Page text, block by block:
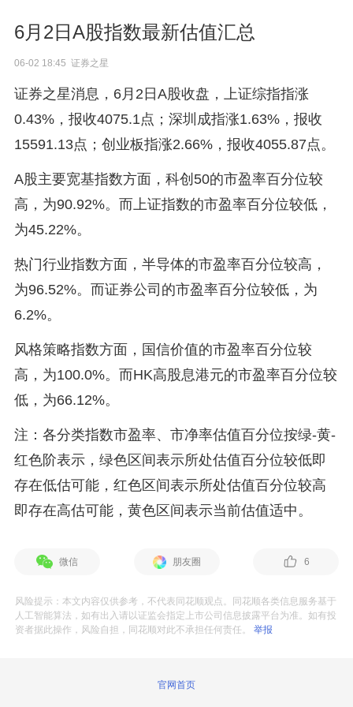
6月2日A股指数最新估值汇总
06-02 18:45 证券之星
证券之星消息，6月2日A股收盘，上证综指指涨
0.43%，报收4075.1点；深圳成指涨1.63%，报收
15591.13点；创业板指涨2.66%，报收4055.87点。
A股主要宽基指数方面，科创50的市盈率百分位较
高，为90.92%。而上证指数的市盈率百分位较低，
为45.22%。
热门行业指数方面，半导体的市盈率百分位较高，
为96.52%。而证券公司的市盈率百分位较低，为
6.2%。
风格策略指数方面，国信价值的市盈率百分位较
高，为100.0%。而HK高股息港元的市盈率百分位较
低，为66.12%。
注：各分类指数市盈率、市净率估值百分位按绿-黄-
红色阶表示，绿色区间表示所处估值百分位较低即
存在低估可能，红色区间表示所处估值百分位较高
即存在高估可能，黄色区间表示当前估值适中。
微信 朋友圈 6
风险提示：本文内容仅供参考，不代表同花顺观点。同花顺各类信息服务基于
人工智能算法，如有出入请以证监会指定上市公司信息披露平台为准。如有投
资者据此操作，风险自担，同花顺对此不承担任何责任。举报
官网首页